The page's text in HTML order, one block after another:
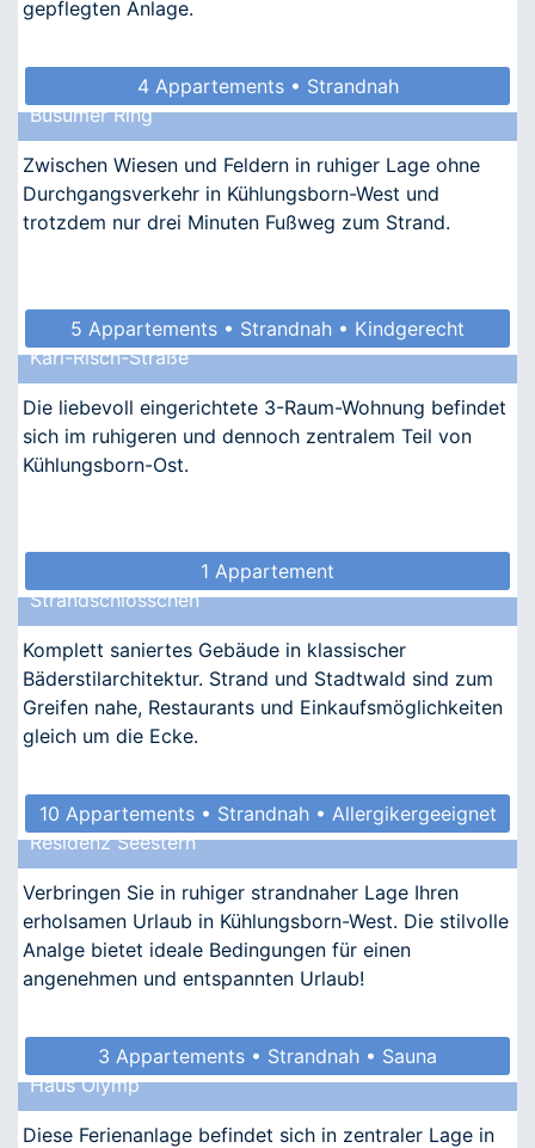
gepflegten Anlage.
4 Appartements • Strandnah
Büsumer Ring
Zwischen Wiesen und Feldern in ruhiger Lage ohne
Durchgangsverkehr in Kühlungsborn-West und
trotzdem nur drei Minuten Fußweg zum Strand.
5 Appartements • Strandnah • Kindgerecht
• Allergikergeeignet
Karl-Risch-Straße
Die liebevoll eingerichtete 3-Raum-Wohnung befindet
sich im ruhigeren und dennoch zentralem Teil von
Kühlungsborn-Ost.
1 Appartement
Strandschlösschen
Komplett saniertes Gebäude in klassischer
Bäderstilarchitektur. Strand und Stadtwald sind zum
Greifen nahe, Restaurants und Einkaufsmöglichkeiten
gleich um die Ecke.
10 Appartements • Strandnah • Allergikergeeignet
Residenz Seestern
Verbringen Sie in ruhiger strandnaher Lage Ihren
erholsamen Urlaub in Kühlungsborn-West. Die stilvolle
Analge bietet ideale Bedingungen für einen
angenehmen und entspannten Urlaub!
3 Appartements • Strandnah • Sauna
Haus Olymp
Diese Ferienanlage befindet sich in zentraler Lage in